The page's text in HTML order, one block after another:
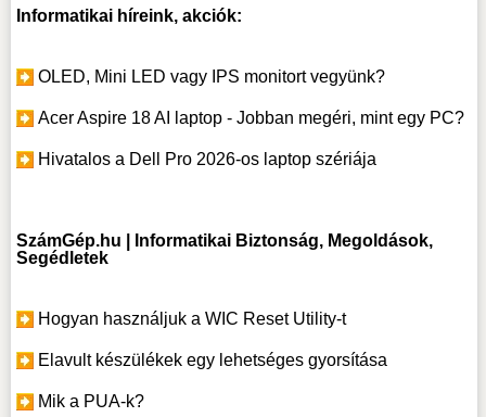
Informatikai híreink, akciók:
OLED, Mini LED vagy IPS monitort vegyünk?
Acer Aspire 18 AI laptop - Jobban megéri, mint egy PC?
Hivatalos a Dell Pro 2026-os laptop szériája
SzámGép.hu | Informatikai Biztonság, Megoldások,
Segédletek
Hogyan használjuk a WIC Reset Utility-t
Elavult készülékek egy lehetséges gyorsítása
Mik a PUA-k?